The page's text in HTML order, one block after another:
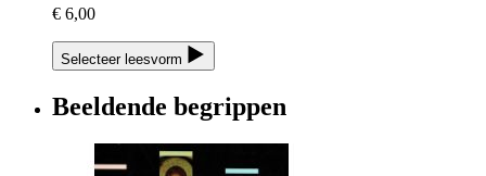
€ 6,00
Selecteer leesvorm
Beeldende begrippen